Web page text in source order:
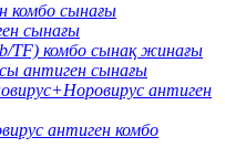
комбо сынағы
сынағы
TF) комбо сынақ жинағы
антиген сынағы
антиген
антиген комбо